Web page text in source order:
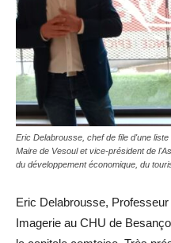
Eric Delabrousse, chef de file d'une
Maire de Vesoul et vice-président de
du développement économique, du
Eric Delabrousse,
Imagerie au CHU de